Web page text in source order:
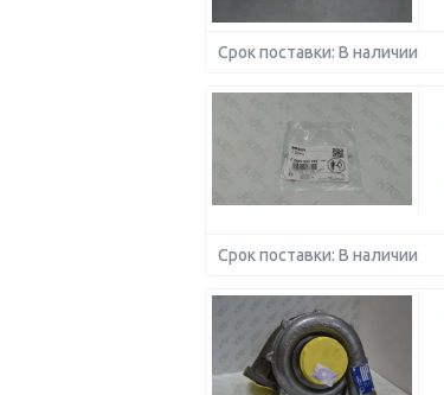
Срок поставки: В наличии
Срок поставки: В наличии